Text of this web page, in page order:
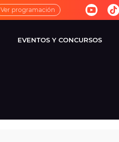
Ver programación
EVENTOS Y CONCURSOS